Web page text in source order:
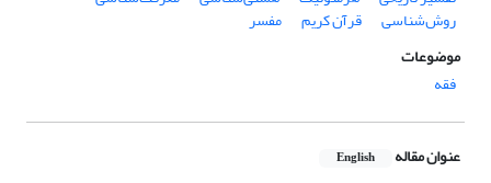
روش‌شناسی قرآن کریم
مفسر
موضوعات
فقه
عنوان مقاله English